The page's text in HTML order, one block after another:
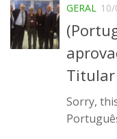
Geral
#18 (no title)
Eventos
Infrastructure
GERAL
Titular
Sorry,